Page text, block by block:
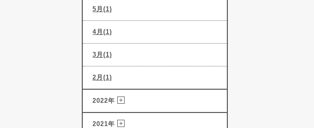
5月(1)
4月(1)
3月(1)
2月(1)
2022年
2021年